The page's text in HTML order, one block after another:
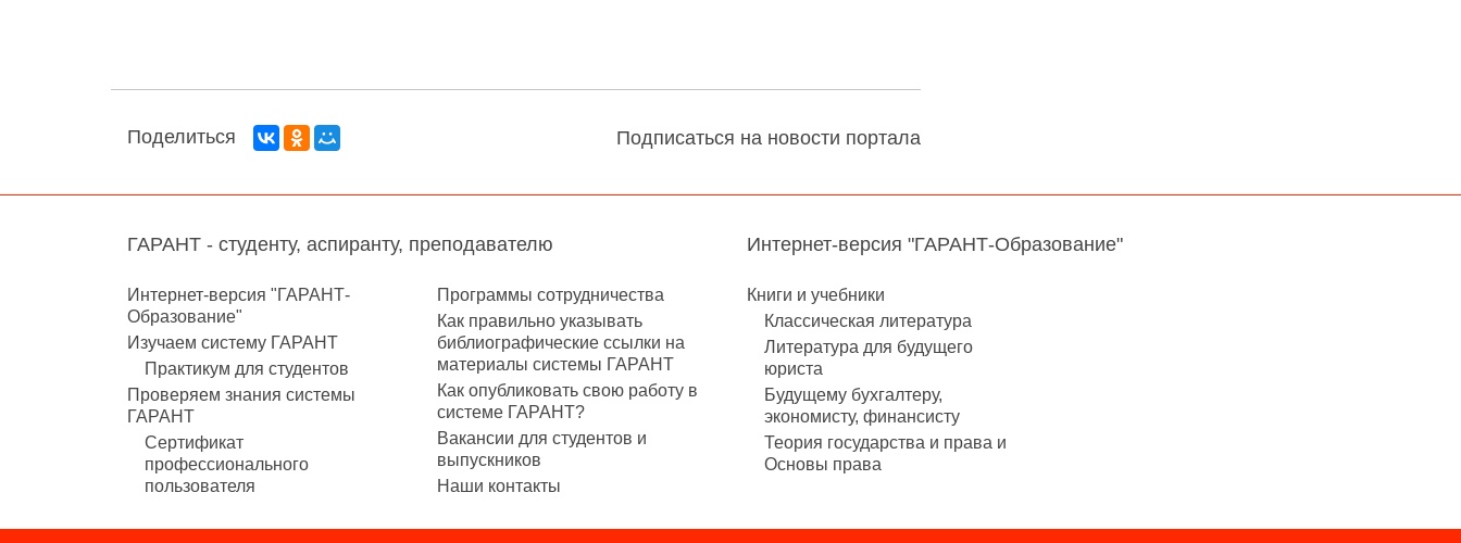
Поделиться Подписаться на новости портала
ГАРАНТ - студенту, аспиранту, преподавателю
Интернет-версия "ГАРАНТ-
Образование"
Изучаем систему ГАРАНТ
Практикум для студентов
Проверяем знания системы
ГАРАНТ
Сертификат
профессионального
пользователя
Программы сотрудничества
Как правильно указывать
библиографические ссылки на
материалы системы ГАРАНТ
Как опубликовать свою работу в
системе ГАРАНТ?
Вакансии для студентов и
выпускников
Наши контакты
Интернет-версия "ГАРАНТ-Образование"
Книги и учебники
Классическая литература
Литература для будущего
юриста
Будущему бухгалтеру,
экономисту, финансисту
Теория государства и права и
Основы права